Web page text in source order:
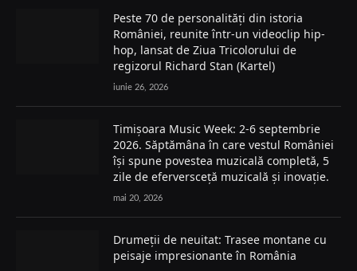
Peste 70 de personalități din istoria
României, reunite într-un videoclip hip-
hop, lansat de Ziua Tricolorului de
regizorul Richard Stan (Kartel)
iunie 26, 2026
Timișoara Music Week: 2-6 septembrie
2026. Săptămâna în care vestul României
își spune povestea muzicală completă, 5
zile de eferversceță muzicală și inovație.
mai 20, 2026
Drumeții de neuitat: Trasee montane cu
peisaje impresionante în România